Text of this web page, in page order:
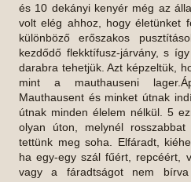
és 10 dekányi kenyér még az
volt elég ahhoz, hogy életünket
különböző erőszakos
kezdődő flekktífusz-járvány, s
darabra tehetjük. Azt képzeltük,
mint a mauthauseni
Mauthausent és minket útnak
útnak minden élelem nélkül. 5
olyan úton, melynél
tettünk meg soha. Elfáradt,
ha egy-egy szál fűért, repcéért,
vagy a fáradtságot nem